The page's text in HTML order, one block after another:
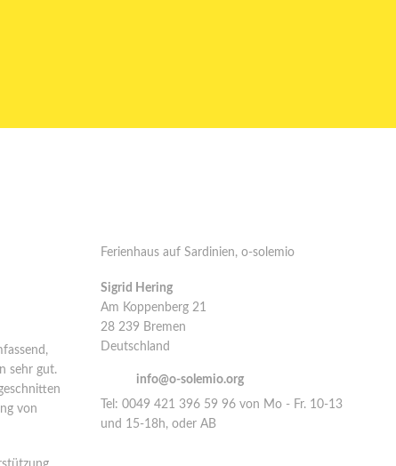
sehr gut.
von
Ferienhaus auf Sardinien, o-solemio
Sigrid Hering
Am Koppenberg 21
28 239 Bremen
Deutschland
info@o-solemio.org
Tel: 0049 421 396 59 96 von Mo - Fr. 10-13
und 15-18h, oder AB